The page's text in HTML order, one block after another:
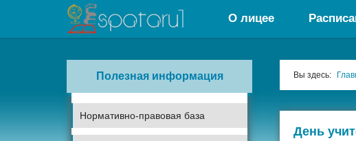
О лицее
Полезная информация
Нормативно-правовая база
Вы здесь:
День